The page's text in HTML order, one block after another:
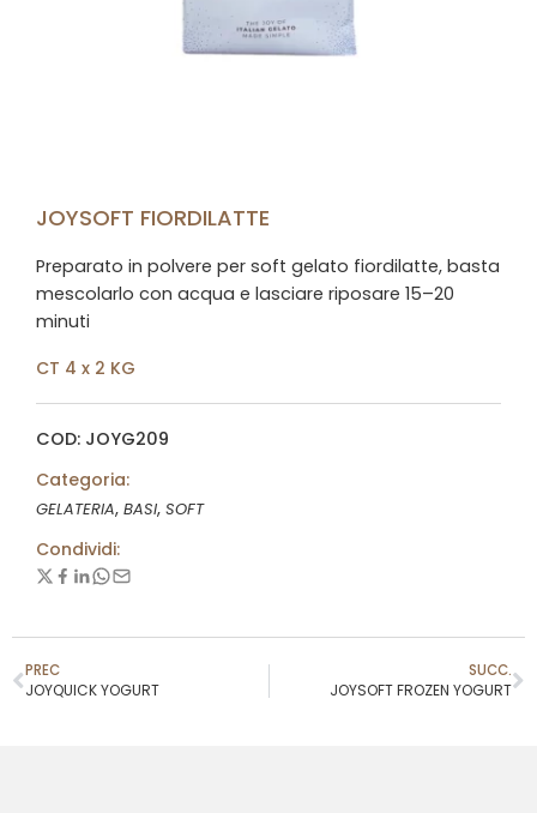
JOYSOFT FIORDILATTE
Preparato in polvere per soft gelato fiordilatte, basta
mescolarlo con acqua e lasciare riposare 15–20
minuti
CT 4 x 2 KG
COD: JOYG209
Categoria:
GELATERIA, BASI, SOFT
Condividi:
PREC
JOYQUICK YOGURT
SUCC.
JOYSOFT FROZEN YOGURT